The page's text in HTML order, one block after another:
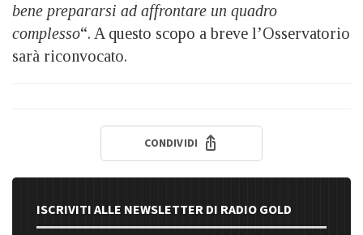
bene prepararsi ad affrontare un quadro
complesso“. A questo scopo a breve l’Osservatorio
sarà riconvocato.
CONDIVIDI
ISCRIVITI ALLE NEWSLETTER DI RADIO GOLD